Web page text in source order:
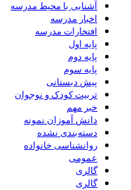
آشنایی با محیط مدرسه
اخبار مدرسه
افتخارات مدرسه
پایه اول
پایه دوم
پایه سوم
پیش دبستانی
تربیت کودک و نوجوان
خبر مهم
دانش آموزان نمونه
دسته‌بندی نشده
روانشناسی خانواده
عمومی
گالری
گالری